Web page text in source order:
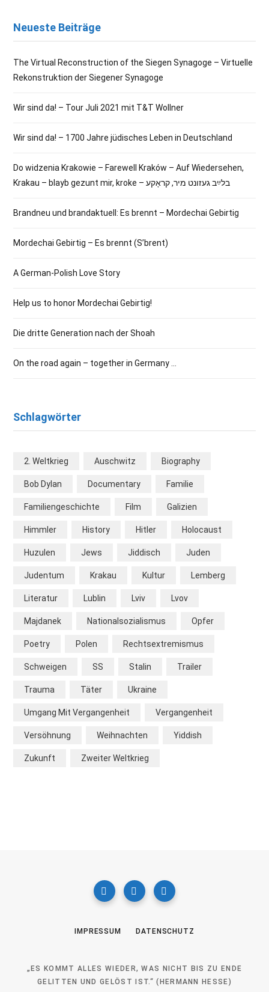
Neueste Beiträge
The Virtual Reconstruction of the Siegen Synagoge – Virtuelle
Rekonstruktion der Siegener Synagoge
Wir sind da! – Tour Juli 2021 mit T&T Wollner
Wir sind da! – 1700 Jahre jüdisches Leben in Deutschland
Do widzenia Krakowie – Farewell Kraków – Auf Wiedersehen,
Krakau – blayb gezunt mir, kroke – בלײַב געזונט מיר, קראָקע
Brandneu und brandaktuell: Es brennt – Mordechai Gebirtig
Mordechai Gebirtig – Es brennt (S’brent)
A German-Polish Love Story
Help us to honor Mordechai Gebirtig!
Die dritte Generation nach der Shoah
On the road again – together in Germany …
Schlagwörter
2. Weltkrieg Auschwitz Biography
Bob Dylan Documentary Familie
Familiengeschichte Film Galizien
Himmler History Hitler Holocaust
Huzulen Jews Jiddisch Juden
Judentum Krakau Kultur Lemberg
Literatur Lublin Lviv Lvov
Majdanek Nationalsozialismus Opfer
Poetry Polen Rechtsextremismus
Schweigen SS Stalin Trailer
Trauma Täter Ukraine
Umgang Mit Vergangenheit Vergangenheit
Versöhnung Weihnachten Yiddish
Zukunft Zweiter Weltkrieg
IMPRESSUM DATENSCHUTZ
„ES KOMMT ALLES WIEDER, WAS NICHT BIS ZU ENDE
GELITTEN UND GELÖST IST.“ (HERMANN HESSE)